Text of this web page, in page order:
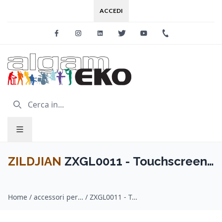
ACCEDI
FacebookInstagramLinkedinTwitter Youtube
ZILDJIAN ZXGL0011 - Touchscreen
Home / accessori per batterie / ZILDJIAN / ZXGL0011 - Touchscreen Drum Gloves S